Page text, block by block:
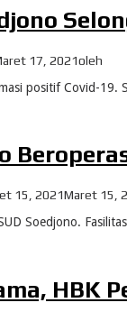
17, 2021oleh
positif Covid-19.
15, 2021Maret 15,
Soedjono.
HBK